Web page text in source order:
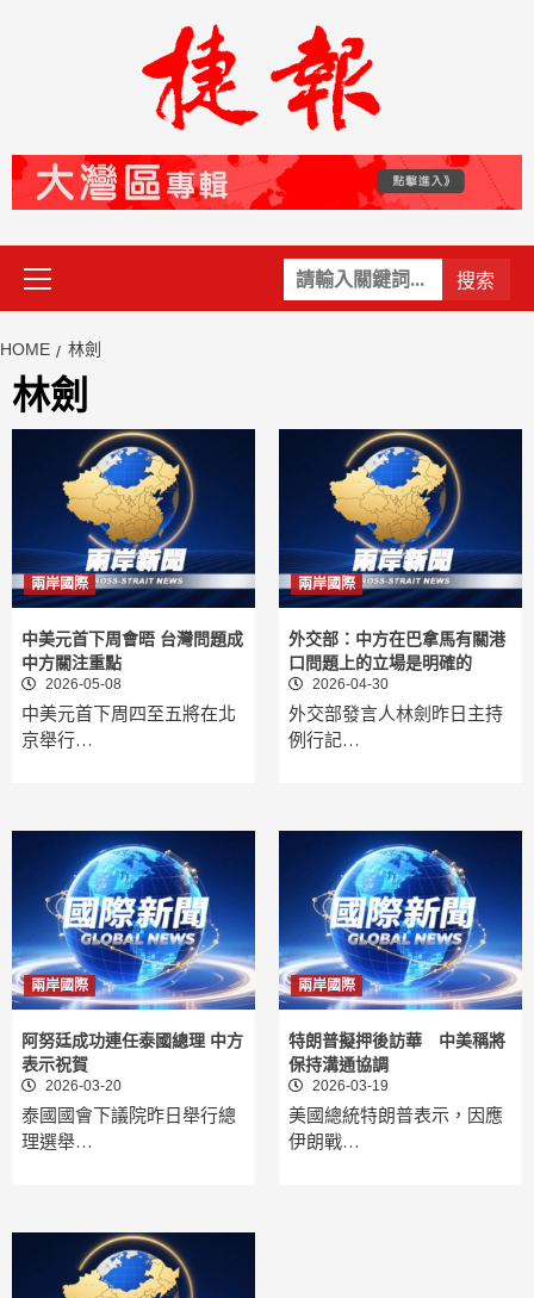
關
鍵
Primary
Menu
HOME 林劍
林劍
兩岸國際
中美元首下周會晤 台灣問題成
中方關注重點
2026-05-08
中美元首下周四至五將在北
京舉行…
兩岸國際
外交部：中方在巴拿馬有關港
口問題上的立場是明確的
2026-04-30
外交部發言人林劍昨日主持
例行記…
兩岸國際
阿努廷成功連任泰國總理 中方
表示祝賀
2026-03-20
泰國國會下議院昨日舉行總
理選舉…
兩岸國際
特朗普擬押後訪華 中美稱將
保持溝通協調
2026-03-19
美國總統特朗普表示，因應
伊朗戰…